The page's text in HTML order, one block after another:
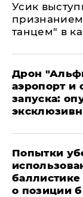
Усик
танцем" в
Дрон
аэропорт
запуска:
Попытки
о позиции